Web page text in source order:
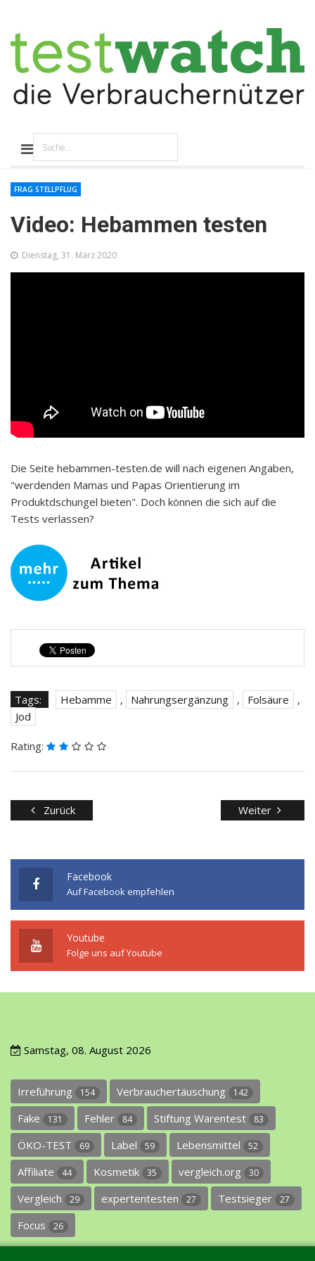
Video: Hebammen testen
FRAG STELLPFLUG
Dienstag, 31. März 2020
Die Seite hebammen-testen.de will nach eigenen Angaben,
"werdenden Mamas und Papas Orientierung im
Produktdschungel bieten". Doch können die sich auf die
Tests verlassen?
Tags: Hebamme , Nahrungsergänzung , Folsäure
,
Jod
Rating:
Zurück Weiter
Facebook
Auf Facebook empfehlen
Youtube
Folge uns auf Youtube
Samstag, 08. August 2026
Irreführung 154 Verbrauchertäuschung 142
Fake 131 Fehler 84 Stiftung Warentest 83
ÖKO-TEST 69 Label 59 Lebensmittel 52
Affiliate 44 Kosmetik 35 vergleich.org 30
Vergleich 29 expertentesten 27 Testsieger 27
Focus 26